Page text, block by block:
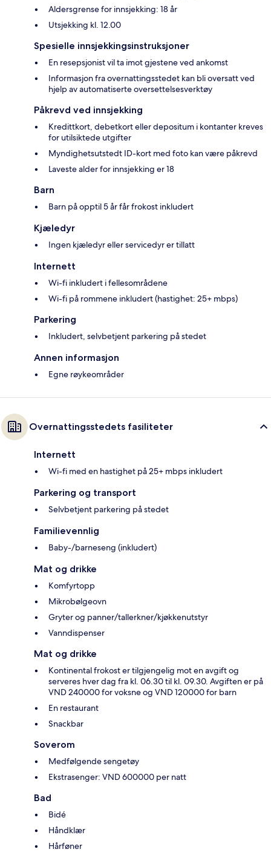
Aldersgrense for innsjekking: 18 år
Utsjekking kl. 12.00
Spesielle innsjekkingsinstruksjoner
En resepsjonist vil ta imot gjestene ved ankomst
Informasjon fra overnattingsstedet kan bli oversatt ved
hjelp av automatiserte oversettelsesverktøy
Påkrevd ved innsjekking
Kredittkort, debetkort eller depositum i kontanter kreves
for utilsiktede utgifter
Myndighetsutstedt ID-kort med foto kan være påkrevd
Laveste alder for innsjekking er 18
Barn
Barn på opptil 5 år får frokost inkludert
Kjæledyr
Ingen kjæledyr eller servicedyr er tillatt
Internett
Wi-fi inkludert i fellesområdene
Wi-fi på rommene inkludert (hastighet: 25+ mbps)
Parkering
Inkludert, selvbetjent parkering på stedet
Annen informasjon
Egne røykeområder
Overnattingsstedets fasiliteter
Internett
Wi-fi med en hastighet på 25+ mbps inkludert
Parkering og transport
Selvbetjent parkering på stedet
Familievennlig
Baby-/barneseng (inkludert)
Mat og drikke
Komfyrtopp
Mikrobølgeovn
Gryter og panner/tallerkner/kjøkkenutstyr
Vanndispenser
Mat og drikke
Kontinental frokost er tilgjengelig mot en avgift og
serveres hver dag fra kl. 06.30 til kl. 09.30. Avgiften er på
VND 240000 for voksne og VND 120000 for barn
En restaurant
Snackbar
Soverom
Medfølgende sengetøy
Ekstrasenger: VND 600000 per natt
Bad
Bidé
Håndklær
Hårføner